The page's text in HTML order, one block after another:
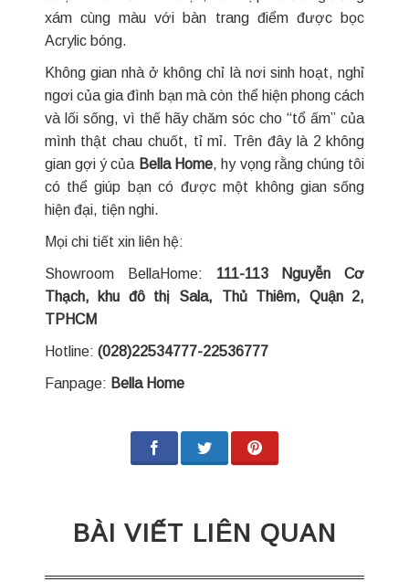
xám cùng màu với bàn trang điểm được bọc
Acrylic bóng.
Không gian nhà ở không chỉ là nơi sinh hoạt, nghỉ
ngơi của gia đình bạn mà còn thể hiện phong cách
và lối sống, vì thế hãy chăm sóc cho “tổ ấm” của
mình thật chau chuốt, tỉ mỉ. Trên đây là 2 không
gian gợi ý của Bella Home, hy vọng rằng chúng tôi
có thể giúp bạn có được một không gian sống
hiện đại, tiện nghi.
Mọi chi tiết xin liên hệ:
Showroom BellaHome: 111-113 Nguyễn Cơ
Thạch, khu đô thị Sala, Thủ Thiêm, Quận 2,
TPHCM
Hotline: (028)22534777-22536777
Fanpage: Bella Home
BÀI VIẾT LIÊN QUAN